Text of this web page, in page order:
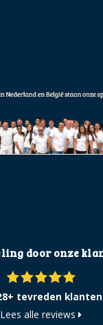
door onze
tevreden klanten
Lees alle reviews